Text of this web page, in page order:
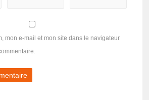
mon e-mail et mon site dans le navigateur